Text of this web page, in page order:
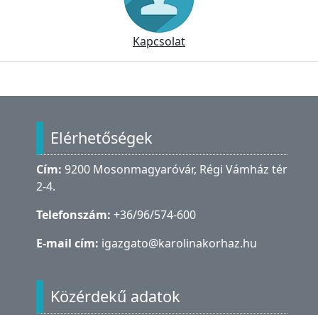
Kapcsolat
Elérhetőségek
Cím: 9200 Mosonmagyaróvár, Régi Vámház tér
2-4.
Telefonszám: +36/96/574-600
E-mail cím: igazgato@karolinakorhaz.hu
Közérdekű adatok